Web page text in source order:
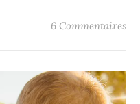
6 Commentaires